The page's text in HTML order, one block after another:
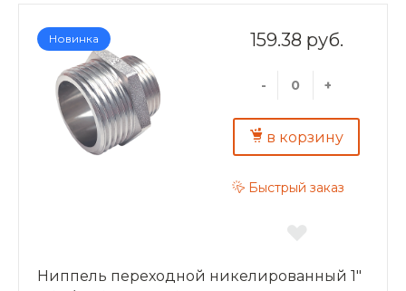
Новинка 159.38 руб.
- +
в корзину
Быстрый заказ
Ниппель переходной никелированный 1"